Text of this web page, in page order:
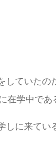
ていた
在学中であ
に来てい